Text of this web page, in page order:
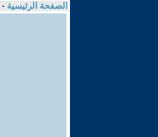
الصفحة الرئيسية -